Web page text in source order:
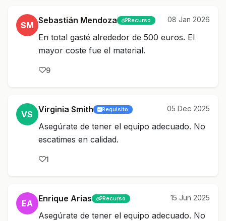
SM Sebastián Mendoza Recurso 08 Jan 2026
En total gasté alrededor de 500 euros. El
mayor coste fue el material.
9
VS Virginia Smith Requisito 05 Dec 2025
Asegúrate de tener el equipo adecuado. No
escatimes en calidad.
1
EA Enrique Arias Recurso 15 Jun 2025
Asegúrate de tener el equipo adecuado. No